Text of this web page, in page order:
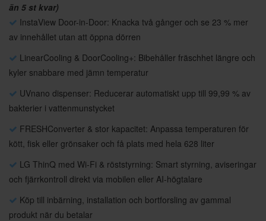
än 5 st kvar)
InstaView Door-in-Door: Knacka två gånger och se 23 % mer
av innehållet utan att öppna dörren
LinearCooling & DoorCooling+: Bibehåller fräschhet längre och
kyler snabbare med jämn temperatur
UVnano dispenser: Reducerar automatiskt upp till 99,99 % av
bakterier i vattenmunstycket
FRESHConverter & stor kapacitet: Anpassa temperaturen för
kött, fisk eller grönsaker och få plats med hela 628 liter
LG ThinQ med Wi-Fi & röststyrning: Smart styrning, aviseringar
och fjärrkontroll direkt via mobilen eller AI-högtalare
Köp till inbärning, installation och bortforsling av gammal
produkt när du betalar